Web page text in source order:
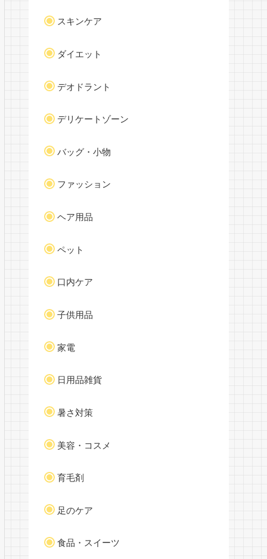
スキンケア
ダイエット
デオドラント
デリケートゾーン
バッグ・小物
ファッション
ヘア用品
ペット
口内ケア
子供用品
家電
日用品雑貨
暑さ対策
美容・コスメ
育毛剤
足のケア
食品・スイーツ